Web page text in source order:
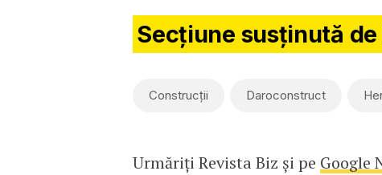
Secțiune susținută
Construcții Daroconstruct
Urmăriți Revista Biz și pe Google